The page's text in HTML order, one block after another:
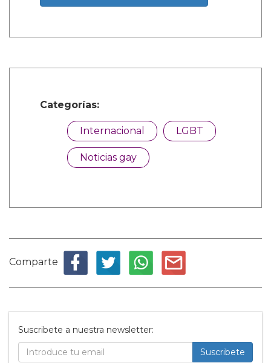
Categorías:
Internacional LGBT
Noticias gay
Comparte
Suscribete a nuestra newsletter:
Suscribete